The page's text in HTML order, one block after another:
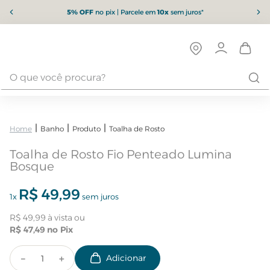
5% OFFno pix | Parcele em10xsem juros*
Banho Produto Toalha de Rosto
Toalha de Rosto Fio Penteado Lumina
Bosque
1x R$ 49,99 sem juros
R$ 49,99
R$ 47,49
＋
－